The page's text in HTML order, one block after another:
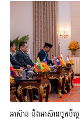
អាស៊ាន និងអាស៊ានបូកបីប្តេ